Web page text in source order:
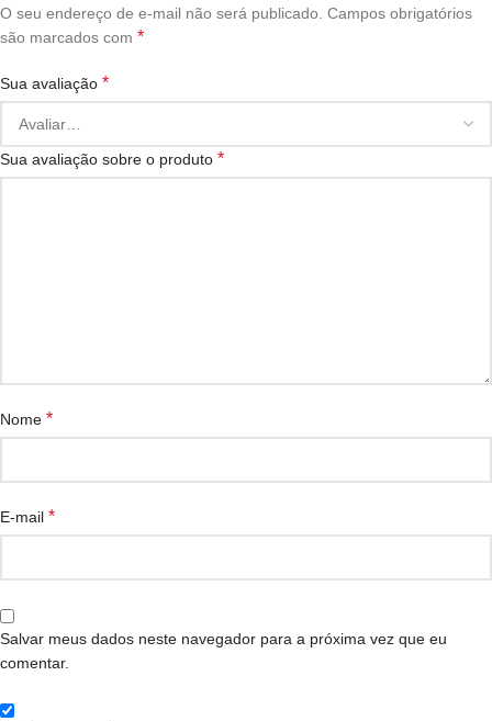
O seu endereço de e-mail não será publicado. Campos obrigatórios
são marcados com *
Sua avaliação *
Sua avaliação sobre o produto *
Nome *
E-mail *
Salvar meus dados neste navegador para a próxima vez que eu
comentar.